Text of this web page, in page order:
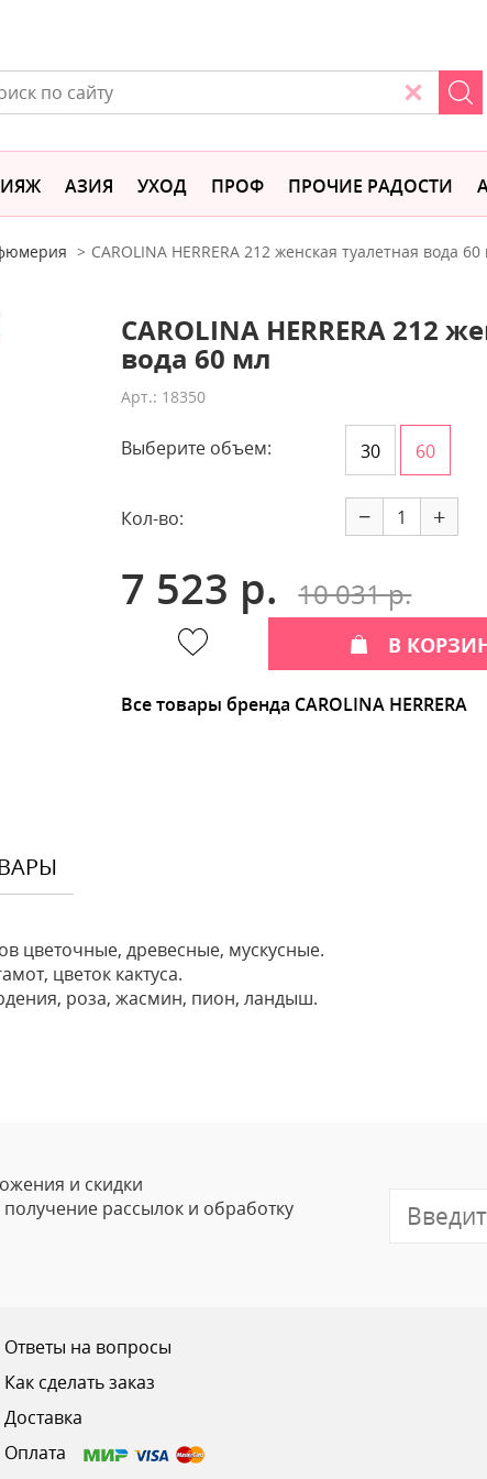
АЗИЯ УХОД ПРОФ ПРОЧИЕ РАДОСТИ
CAROLINA HERRERA 212 женская туалетная вода 60
CAROLINA HERRERA 212
вода 60 мл
Арт.: 18350
Выберите объем: 30 60
Кол-во: − +
7 523 р. 10 031 р.
В
Все товары бренда CAROLINA HERRERA
цветочные, древесные, мускусные.
цветок кактуса.
роза, жасмин, пион, ландыш.
и скидки
рассылок и обработку
Ответы на вопросы
Как сделать заказ
Доставка
Оплата